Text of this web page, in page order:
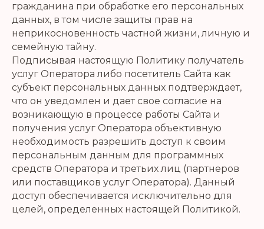
гражданина при обработке его персональных
данных, в том числе защиты прав на
неприкосновенность частной жизни, личную и
семейную тайну.
Подписывая настоящую Политику получатель
услуг Оператора либо посетитель Сайта как
субъект персональных данных подтверждает,
что он уведомлен и дает свое согласие на
возникающую в процессе работы Сайта и
получения услуг Оператора объективную
необходимость разрешить доступ к своим
персональным данным для программных
средств Оператора и третьих лиц (партнеров
или поставщиков услуг Оператора). Данный
доступ обеспечивается исключительно для
целей, определенных настоящей Политикой.